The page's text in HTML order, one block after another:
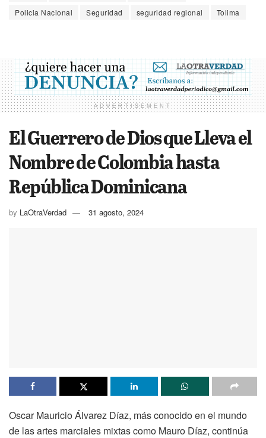
Policia Nacional
Seguridad seguridad regional Tolima
ADVERTISEMENT
El Guerrero de Dios que Lleva el
Nombre de Colombia hasta
República Dominicana
by LaOtraVerdad 31 agosto, 2024
Oscar Mauricio Álvarez Díaz, más conocido en el mundo
de las artes marciales mixtas como Mauro Díaz, continúa